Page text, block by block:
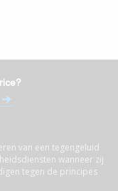
van een tegengeluid
wanneer zij
tegen de principes